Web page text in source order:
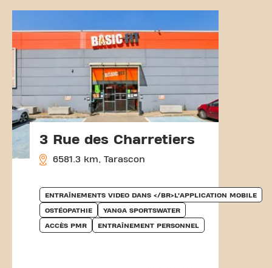
3 Rue des Charretiers
6581.3 km, Tarascon
ENTRAÎNEMENTS VIDEO DANS </BR>L’APPLICATION MOBILE
OSTÉOPATHIE YANGA SPORTSWATER
ACCÈS PMR ENTRAÎNEMENT PERSONNEL